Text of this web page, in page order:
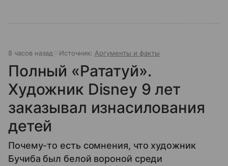
8 часов назад Источник: Аргументы и факты
Полный «Рататуй».
Художник Disney 9 лет
заказывал изнасилования
детей
Почему-то есть сомнения, что художник
Бучиба был белой вороной среди